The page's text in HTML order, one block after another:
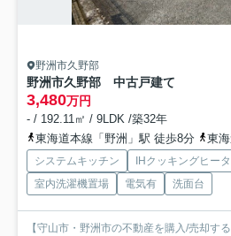
野洲市久野部
野洲市久野部 中古戸建て
3,480万円
- / 192.11㎡ / 9LDK /築32年
東海道本線「野洲」駅 徒歩8分
東海
システムキッチン IHクッキングヒー
室内洗濯機置場
電気有 洗面台
【守山市・野洲市の不動産を購入/売却す